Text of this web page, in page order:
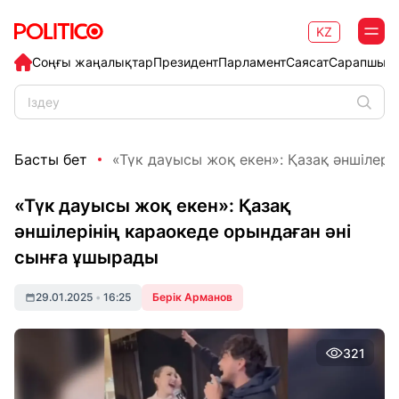
Соңғы жаңалықтарПрезидентПарламентСаясат
KZ
Басты бет «Түк дауысы жоқ екен»: Қазақ
«Түк дауысы жоқ екен»: Қазақ
әншілерінің караокеде орындаған әні
сынға ұшырады
29.01.2025 • 16:25 Берік Арманов
321